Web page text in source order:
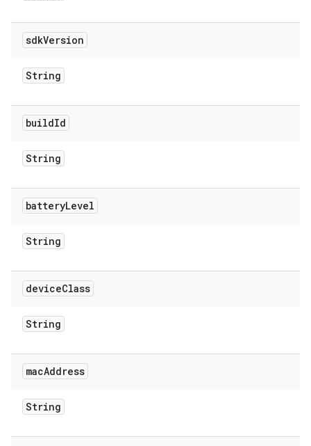
sdkVersion
String
buildId
String
batteryLevel
String
deviceClass
String
macAddress
String